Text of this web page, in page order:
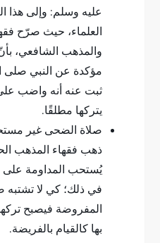
عليه وسلم: وإلى هذا
العلماء، حيث صرّح
والمذهب الشافعي،
مؤكدة عن النبي صلى
ثبت عنه أنه واضب على
يتركها مطلقًا.
صلاة الضحى غير
ذهب فقهاء المذهب
يُستحب المداومة على
في ذلك؛ كي لا تشتبه
المفروضة فيصبح
بها كالقيام بالفريضة.